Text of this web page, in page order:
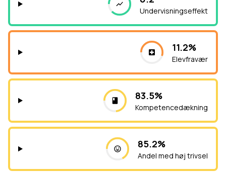
Undervisningseffekt
11.2%
Elevfravær
83.5%
Kompetencedækning
85.2%
Andel med høj trivsel